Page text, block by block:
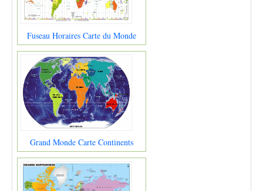
Fuseau Horaires Carte du Monde
Grand Monde Carte Continents